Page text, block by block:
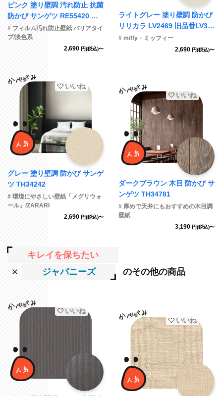
ピンク 塗り壁調 汚れ防止 抗菌
防かび サンゲツ RE55420 旧
品番RE53675
# フィルム汚れ防止壁紙 バリアタイ
プ/淡色系
2,690 円(税込)〜
ライトグレー 塗り壁調 防かび
リリカラ LV2469 旧品番LV34
38
# miffy・ミッフィー
2,690 円(税込)〜
いいね
グレー 塗り壁調 防かび サンゲ
ツ TH34242
# 環境にやさしい壁紙「メグリウォ
ール」/ZARARI
2,690 円(税込)〜
いいね
ダークブラウン 木目 防かび サ
ンゲツ TH34781
# 厚めで天井にもおすすめの木目調
壁紙
3,190 円(税込)〜
キレイを保ちたい
ジャパニーズ
のその他の商品
いいね
いいね